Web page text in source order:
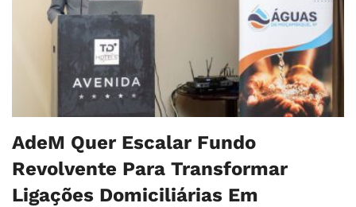
AdeM Quer Escalar Fundo
Revolvente Para Transformar
Ligações Domiciliárias Em